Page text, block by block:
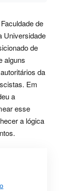
de
Universidade
de
alguns
da
Em
a
esse
a lógica